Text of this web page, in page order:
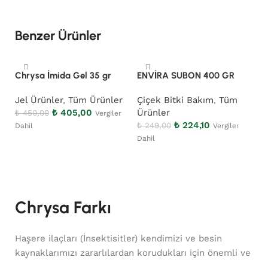
Benzer Ürünler
Chrysa İmida Gel 35 gr
Jel Ürünler, Tüm Ürünler
₺450,00 ₺ 405,00 Vergiler
Dahil
ENVİRA SUBON 400 GR
Çiçek Bitki Bakım, Tüm
Ürünler
₺249,00 ₺ 224,10 Vergiler
Dahil
Chrysa Farkı
Haşere ilaçları (İnsektisitler) kendimizi ve besin
kaynaklarımızı zararlılardan korudukları için önemli ve